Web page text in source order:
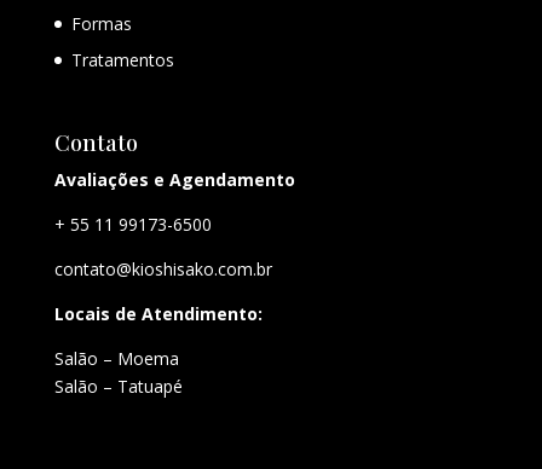
Formas
Tratamentos
Contato
Avaliações e Agendamento
+ 55 11 99173-6500
contato@kioshisako.com.br
Locais de Atendimento:
Salão – Moema
Salão – Tatuapé